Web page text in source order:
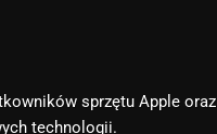
sprzętu Apple oraz
technologii.